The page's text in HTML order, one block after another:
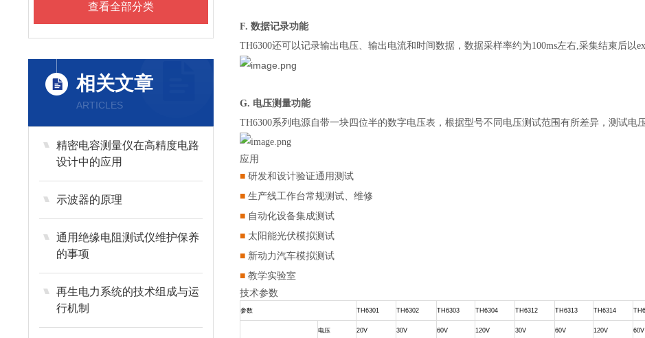
查看全部分类
相关文章
ARTICLES
精密电容测量仪在高精度电路
设计中的应用
示波器的原理
通用绝缘电阻测试仪维护保养
的事项
再生电力系统的技术组成与运
行机制
F. 数据记录功能
TH6300还可以记录输出电压、输出电流和时间数据，数据采样率约为100ms左右,采集结束后以
G. 电压测量功能
TH6300系列电源自带一块四位半的数字电压表，根据型号不同电压测试范围有所差异，测试电压
应用
■ 研发和设计验证通用测试
■ 生产线工作台常规测试、维修
■ 自动化设备集成测试
■ 太阳能光伏模拟测试
■ 新动力汽车模拟测试
■ 教学实验室
技术参数
参数 TH6301 TH6302 TH6303 TH6304 TH6312 TH6313 TH6314
电压 20V 30V 60V 120V 30V 60V 120V 60V